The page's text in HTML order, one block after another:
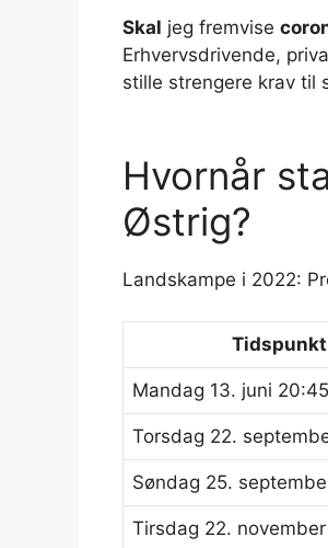
Skal jeg fremvise
Erhvervsdrivende,
stille strengere krav til
Hvornår
Østrig?
Landskampe i 2022:
Tidspunkt
Mandag 13. juni 20:45
Torsdag 22.
Søndag 25.
Tirsdag 22.